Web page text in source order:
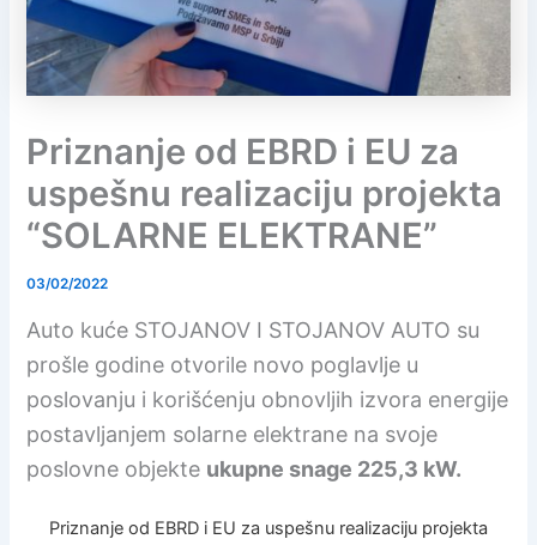
Priznanje od EBRD i EU za
uspešnu realizaciju projekta
“SOLARNE ELEKTRANE”
03/02/2022
Auto kuće STOJANOV I STOJANOV AUTO su
prošle godine otvorile novo poglavlje u
poslovanju i korišćenju obnovljih izvora energije
postavljanjem solarne elektrane na svoje
poslovne objekte ukupne snage 225,3 kW.
Priznanje od EBRD i EU za uspešnu realizaciju projekta